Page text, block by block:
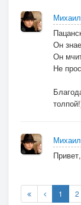
Он
Он
Не
1 2